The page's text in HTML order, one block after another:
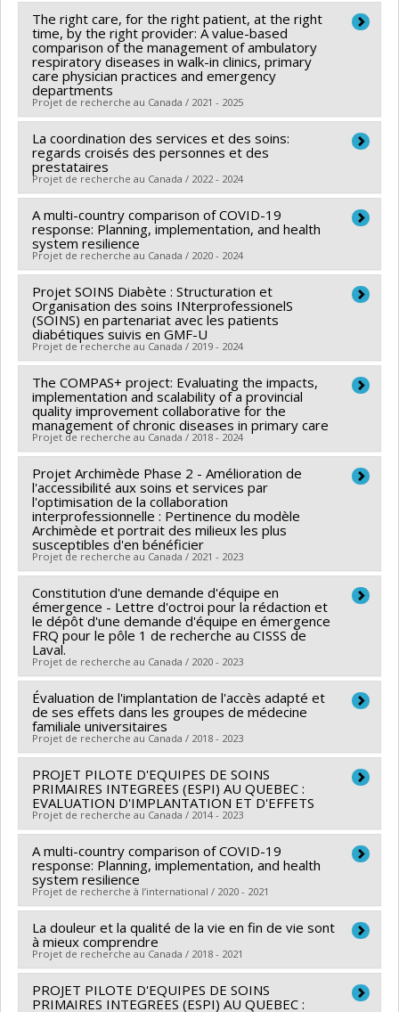
Sources de financement : MSSS/Ministère de la Santé
et des Services sociaux
Programmes de subvention :
Chercheur principal : Marlène Karam
Co-chercheurs : Caroline Larue,Arnaud Duhoux
Johanne Déry,Maud-Christine Chouinard
Sources de financement :CRSH/Conseil de recherches
en sciences humaines du Canada
Programmes de subvention :
PV153480-Subventions
de développement Savoir
The right care, for the right patient, at the right
time, by the right provider: A value-based
comparison of the management of ambulatory
respiratory diseases in walk-in clinics, primary
care physician practices and emergency
departments
Projet de recherche au Canada / 2021 - 2025
Chercheur principal : Simon Berthelot
Co-chercheurs : Arnaud Duhoux,Alexandre Messier
Judy Morris,Géraldine Layani
Sources de financement :
IRSC/Instituts de recherche
en santé du Canada
Programmes de subvention :PVXXXXXX-(PJT)
Subvention Projet
La coordination des services et des soins:
regards croisés des personnes et des
prestataires
Projet de recherche au Canada / 2022 - 2024
Chercheur principal : Marlène Karam
Co-chercheurs : Arnaud Duhoux,Maud-Christine
Chouinard
Sources de financement :
CRSH/Conseil de recherches
en sciences humaines du Canada
Programmes de subvention :PVXXXXXX-Subvention
d'engagement partenarial
A multi-country comparison of COVID-19
response: Planning, implementation, and health
system resilience
Projet de recherche au Canada / 2020 - 2024
Chercheur principal : Kate Zinszer
Co-chercheurs : Christian Dagenais,Arnaud Duhoux
Pierre-Marie David, Bouchra Nasri
Emmanuel Bonnet,Fanny Chabrol,Maureen Anderson
,Jose Macedo,Sydia Rosana de Araujo Oliveira
Valéry Ridde
Sources de financement :IRSC/Instituts de recherche
en santé du Canada
Programmes de subvention :PVXX5647-(MOP)
Subvention de fonctionnement incluant les
subventions de fonctionnement programmatiques
(général)
Projet SOINS Diabète : Structuration et
Organisation des soins INterprofessionelS
(SOINS) en partenariat avec les patients
diabétiques suivis en GMF-U
Projet de recherche au Canada / 2019 - 2024
Chercheur principal : Géraldine Layani,Brigitte Vachon
,Arnaud Duhoux
Co-chercheurs : Marie-Thérèse Lussier,Janusz
Kaczorowski,Marie-Claude Vanier,Isabelle Brault,
Isabel Rodrigues,Aude Motulsky,Pierre-Marie David
The COMPAS+ project: Evaluating the impacts,
implementation and scalability of a provincial
quality improvement collaborative for the
management of chronic diseases in primary care
Projet de recherche au Canada / 2018 - 2024
Chercheur principal : Brigitte Vachon
Co-chercheurs : Jean-Louis Denis, Marie-Thérèse
Lussier,Marie-Pascale Pomey, Janusz Kaczorowski
Arnaud Duhoux,Mylaine Breton, Isabelle Gaboury
France Légaré, Pierre Pluye,David L. Buckeridge
Matthew Menear
Sources de financement :IRSC/Instituts de recherche
en santé du Canada
Programmes de subvention :
Subvention Projet
Projet Archimède Phase 2 - Amélioration de
l'accessibilité aux soins et services par
l'optimisation de la collaboration
interprofessionnelle : Pertinence du modèle
Archimède et portrait des milieux les plus
susceptibles d'en bénéficier
Projet de recherche au Canada / 2021 - 2023
Chercheur principal : Nancy Côté
Co-chercheurs : Jean-Louis Denis,Arnaud Duhoux
Sources de financement :MSSS/Ministère de la Santé
et des Services sociaux
Programmes de subvention :
Constitution d'une demande d'équipe en
émergence - Lettre d'octroi pour la rédaction et
le dépôt d'une demande d'équipe en émergence
FRQ pour le pôle 1 de recherche au CISSS de
Laval.
Projet de recherche au Canada / 2020 - 2023
Sources de financement :Centre de santé et de
services sociaux de Laval
Programmes de subvention :
Évaluation de l'implantation de l'accès adapté et
de ses effets dans les groupes de médecine
familiale universitaires
Projet de recherche au Canada / 2018 - 2023
Chercheur principal : Mylaine Breton
Co-chercheurs : Marie-Thérèse Lussier,Arnaud
Duhoux
Sources de financement :
IRSC/Instituts de recherche
en santé du Canada
Programmes de subvention :
PROJET PILOTE D'EQUIPES DE SOINS
PRIMAIRES INTEGREES (ESPI) AU QUEBEC :
EVALUATION D'IMPLANTATION ET D'EFFETS
Projet de recherche au Canada / 2014 - 2023
Chercheur principal : Arnaud Duhoux,Damien
Contandriopoulos
Co-chercheurs : Jacinthe Pepin ,Jean-Pierre Bonin
Caroline Larue
Carl Ardy Dubois Francine Girard
Roxane Borgès Da Silva
Luc Mathieu
, Emmanuelle Jean,Lily Lessard,Clémence Dallaire
Bernard Roy,Maxime Amar
Sources de financement :IRSC/Instituts de recherche
A multi-country comparison of COVID-19
response: Planning, implementation, and health
system resilience
Projet de recherche à l’international / 2020 - 2021
Chercheur principal : Valéry Ridde, Kate Zinszer,
Caroline Quach-Thanh
Co-chercheurs : Christian Dagenais,Arnaud Duhoux,
Patrick Cloos, Pierre-Marie David,Emmanuel Bonnet
La douleur et la qualité de la vie en fin de vie sont
à mieux comprendre
Projet de recherche au Canada / 2018 - 2021
Chercheur principal : Arnaud Duhoux
PROJET PILOTE D'EQUIPES DE SOINS
PRIMAIRES INTEGREES (ESPI) AU QUEBEC :